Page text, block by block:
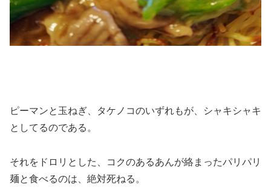
ピーマンと玉ねぎ、タケノコのいずれもが、シャキシャキ
としてるのである。
それをドロリとした、コクのあるあんが絡まったパリパリ
麺と食べるのは、絶対死ねる。